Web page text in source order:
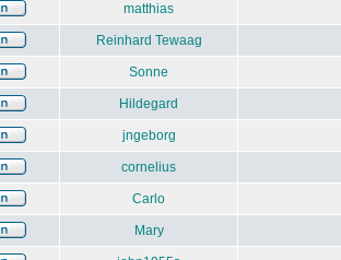
matthias
Reinhard Tewaag
Sonne
Hildegard
jngeborg
cornelius
Carlo
Mary